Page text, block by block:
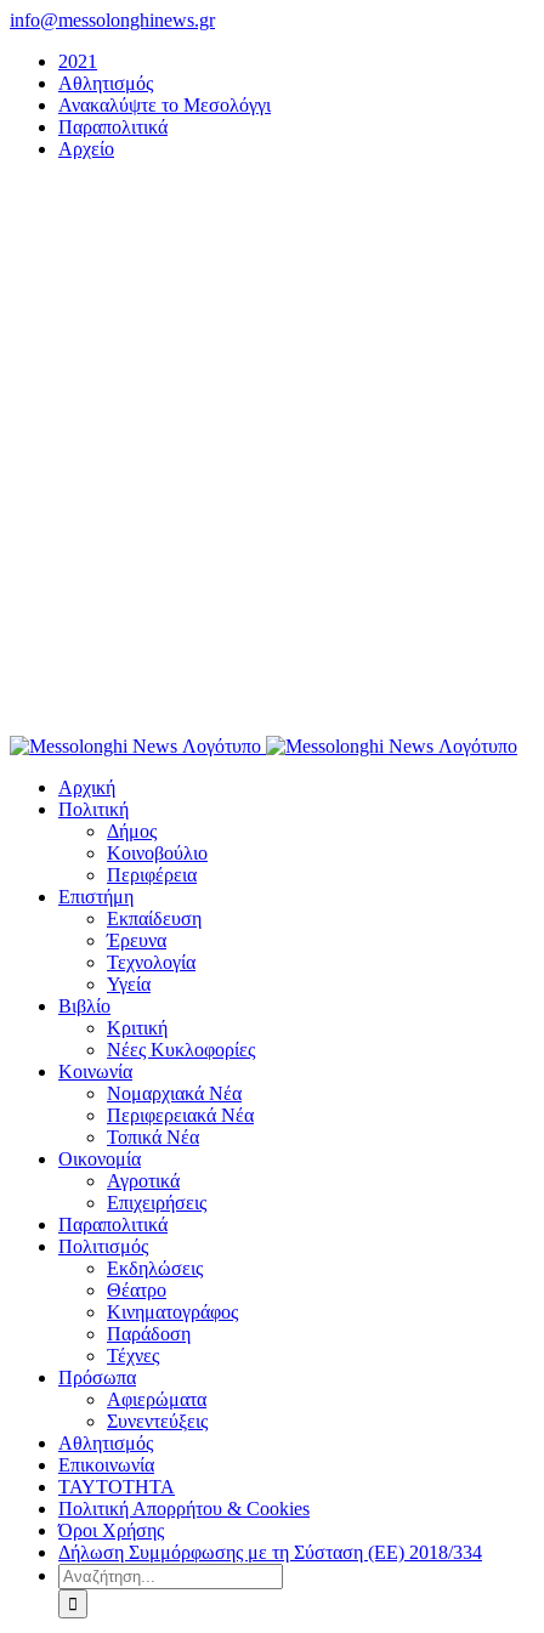
Μετάβαση
περιεχόμενο
info@messolonghinews.gr
2021
Αθλητισμός
Ανακαλύψτε το Μεσολόγγι
Παραπολιτικά
Αρχείο
Αρχική
Πολιτική
Δήμος
Κοινοβούλιο
Περιφέρεια
Επιστήμη
Εκπαίδευση
Έρευνα
Τεχνολογία
Υγεία
Βιβλίο
Κριτική
Νέες Κυκλοφορίες
Κοινωνία
Νομαρχιακά Νέα
Περιφερειακά Νέα
Τοπικά Νέα
Οικονομία
Αγροτικά
Επιχειρήσεις
Παραπολιτικά
Πολιτισμός
Εκδηλώσεις
Θέατρο
Κινηματογράφος
Παράδοση
Τέχνες
Πρόσωπα
Αφιερώματα
Συνεντεύξεις
Αθλητισμός
Επικοινωνία
ΤΑΥΤΟΤΗΤΑ
Πολιτική Απορρήτου & Cookies
Όροι Χρήσης
Δήλωση Συμμόρφωσης με τη Σύσταση (ΕΕ) 2018/334
Αναζήτηση
για: